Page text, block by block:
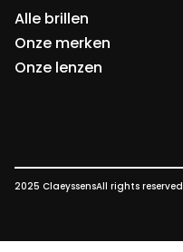
Alle brillen
Onze merken
Onze lenzen
2025 ClaeyssensAll rights reserved